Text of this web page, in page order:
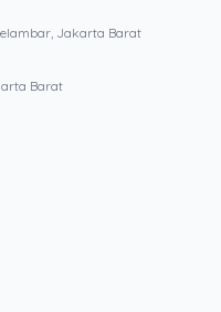
Jakarta Barat
Barat